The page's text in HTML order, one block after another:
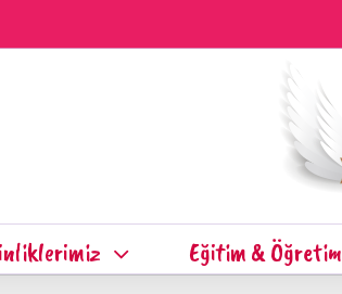
Eğitim & Öğretim